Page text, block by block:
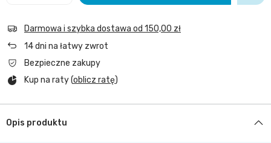
Darmowa i szybka dostawa od 150,00 zł
14dni na łatwy zwrot
Bezpieczne zakupy
Kup na raty (oblicz ratę)
Opis produktu